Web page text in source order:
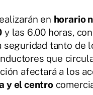
en horario
y las 6.00 horas,
seguridad tanto de
que
afectará a los
y el centro